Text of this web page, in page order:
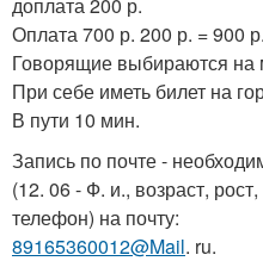
Оплата 700 р. 200 р. = 900 р.
Говорящие выбираются на
При себе иметь билет на
В пути 10 мин.
Запись по почте -
(12. 06 - Ф. и., возраст,
телефон) на почту:
89165360012@Mail. ru.